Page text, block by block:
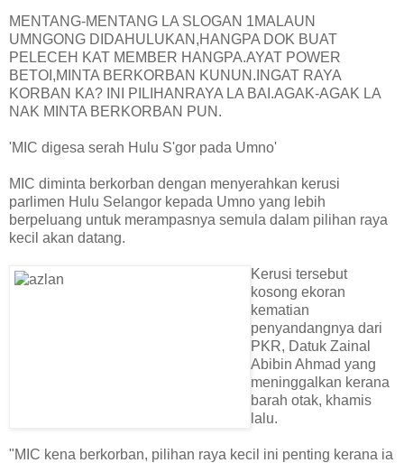
MENTANG-MENTANG LA SLOGAN 1MALAUN
UMNGONG DIDAHULUKAN,HANGPA DOK BUAT
PELECEH KAT MEMBER HANGPA.AYAT POWER
BETOI,MINTA BERKORBAN KUNUN.INGAT RAYA
KORBAN KA? INI PILIHANRAYA LA BAI.AGAK-AGAK LA
NAK MINTA BERKORBAN PUN.
'MIC digesa serah Hulu S'gor pada Umno'
MIC diminta berkorban dengan menyerahkan kerusi
parlimen Hulu Selangor kepada Umno yang lebih
berpeluang untuk merampasnya semula dalam pilihan raya
kecil akan datang.
Kerusi tersebut
kosong ekoran
kematian
penyandangnya dari
PKR, Datuk Zainal
Abibin Ahmad yang
meninggalkan kerana
barah otak, khamis
lalu.
"MIC kena berkorban, pilihan raya kecil ini penting kerana ia